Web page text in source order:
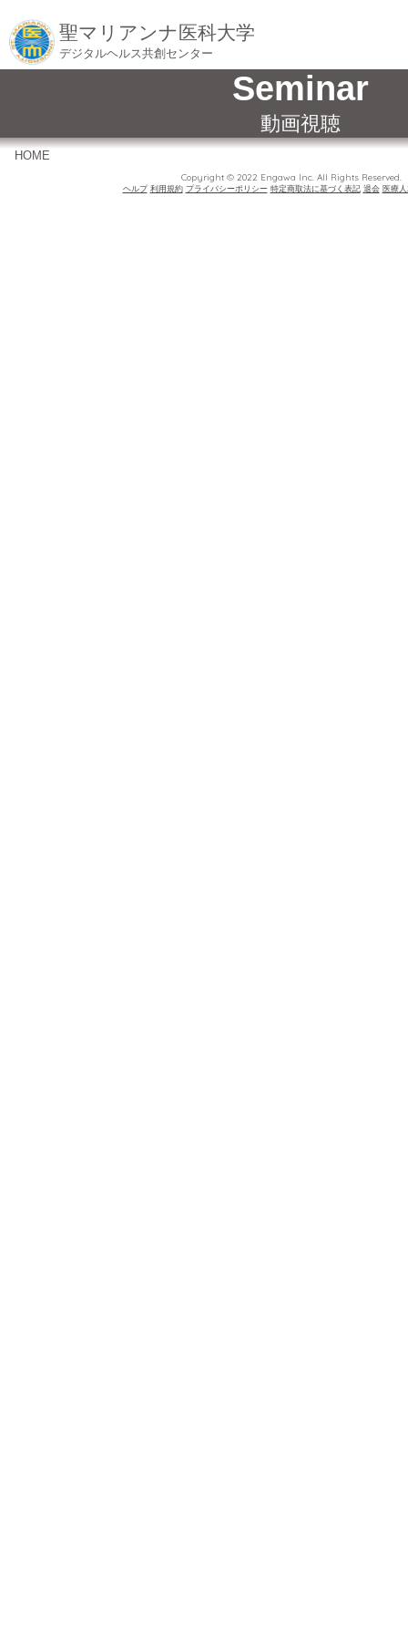
聖マリアンナ医科大学
デジタルヘルス共創センター
Seminar
動画視聴
HOME
Copyright © 2022 Engawa Inc. All Rights Reserved.
ヘルプ 利用規約 プライバシーポリシー 特定商取法に基づく表記 退会 医療